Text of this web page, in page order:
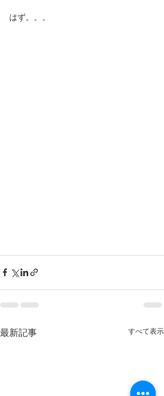
はず。。。
最新記事 すべて表示